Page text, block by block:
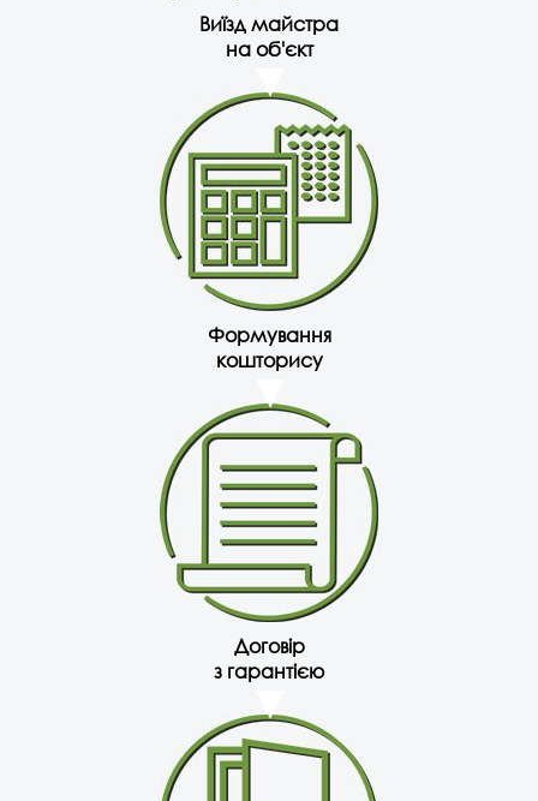
Виїзд майстра
на об'єкт
Формування
кошторису
Договір
з гарантією